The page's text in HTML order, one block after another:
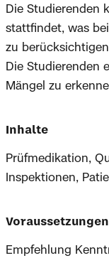
Die Studierenden
stattfindet, was
zu
Die Studierenden
Mängel zu
Inhalte
Prüfmedikation,
Inspektionen,
Voraussetzungen
Empfehlung